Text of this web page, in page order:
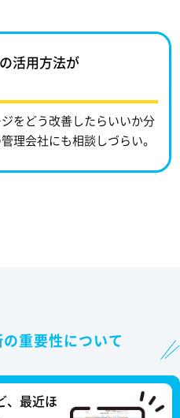
活用方法が
をどう改善したらいいか分
理会社にも相談しづらい。
重要性について
、最近ほ